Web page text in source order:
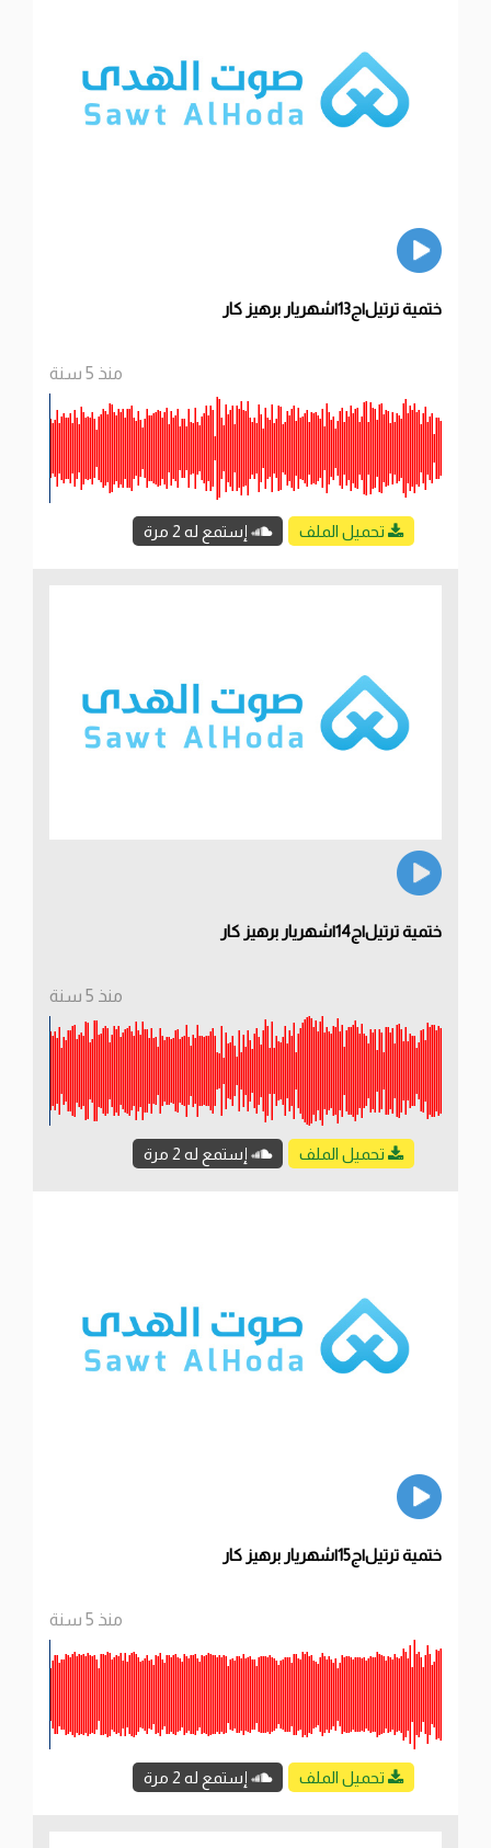
ختمية ترتيل|ج13|شهريار برهيز كار
منذ 5 سنة
تحميل الملف إستمع له 2 مرة
ختمية ترتيل|ج14|شهريار برهيز كار
منذ 5 سنة
تحميل الملف إستمع له 2 مرة
ختمية ترتيل|ج15|شهريار برهيز كار
منذ 5 سنة
تحميل الملف إستمع له 2 مرة